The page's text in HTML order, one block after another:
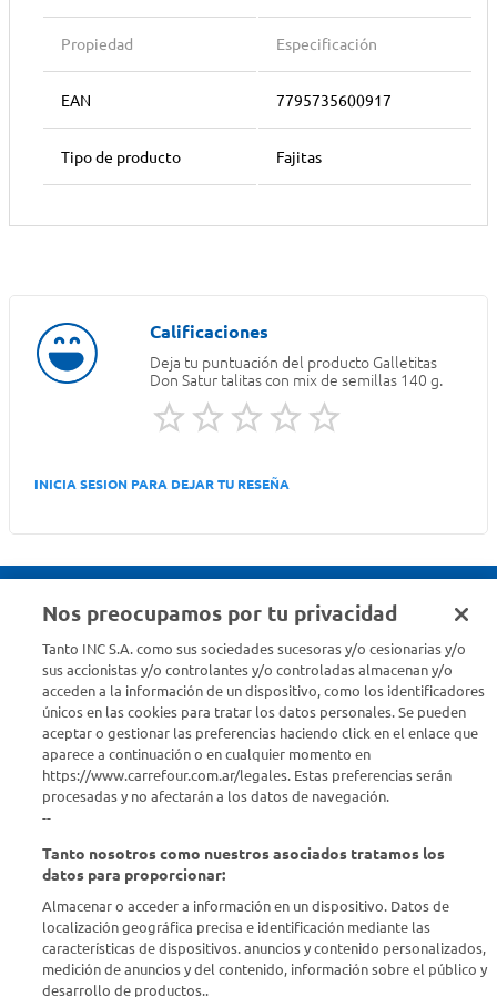
Propiedad Especificación
EAN 7795735600917
Tipo de producto Fajitas
Deja tu puntuación del producto Galletitas
Don Satur talitas con mix de semillas 140 g.
INICIA SESION PARA DEJAR TU RESEÑA
Estamos para ayudarte
¿Tenés una consulta? Comunicate con nosotros acá
Descubrí Carrefour
Conocenos
Info útil
Comprá Online
Nos preocupamos por tu privacidad
Tanto INC S.A. como sus sociedades sucesoras y/o cesionarias y/o
sus accionistas y/o controlantes y/o controladas almacenan y/o
acceden a la información de un dispositivo, como los identificadores
únicos en las cookies para tratar los datos personales. Se pueden
aceptar o gestionar las preferencias haciendo click en el enlace que
aparece a continuación o en cualquier momento en
https://www.carrefour.com.ar/legales. Estas preferencias serán
procesadas y no afectarán a los datos de navegación.
--
Tanto nosotros como nuestros asociados tratamos los
datos para proporcionar:
Almacenar o acceder a información en un dispositivo. Datos de
localización geográfica precisa e identificación mediante las
características de dispositivos. anuncios y contenido personalizados,
medición de anuncios y del contenido, información sobre el público y
desarrollo de productos..